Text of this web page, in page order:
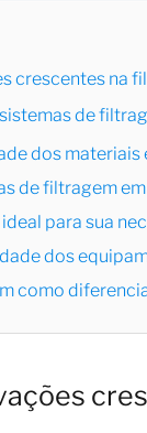
crescentes na
de
dos
de filtragem
para sua
dos
como